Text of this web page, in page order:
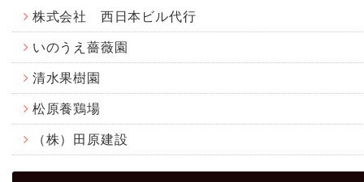
株式会社 西日本ビル代行
いのうえ薔薇園
清水果樹園
松原養鶏場
（株）田原建設